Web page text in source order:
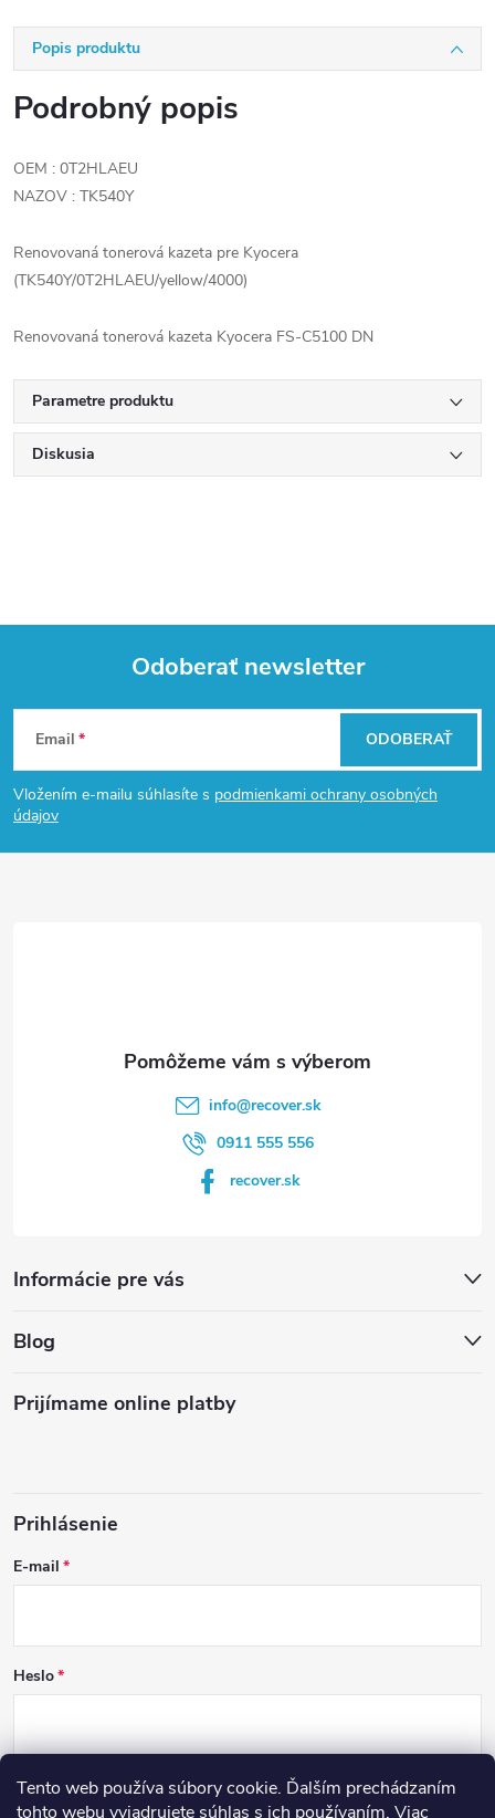
Tento web používa súbory cookie. Ďalším prechádzaním
tohto webu vyjadrujete súhlas s ich používaním. Viac
Popis produktu
Podrobný popis
OEM : 0T2HLAEU
NAZOV : TK540Y
Renovovaná tonerová kazeta pre Kyocera
(TK540Y/0T2HLAEU/yellow/4000)
Renovovaná tonerová kazeta Kyocera FS-C5100 DN
Parametre produktu
Diskusia
Z
á
p
Odoberať newsletter
Email
Vložením e-mailu súhlasíte s podmienkami ochrany osobných
údajov
ODOBERAŤ
info@recover.sk
0911 555 556
recover.sk
Informácie pre vás
Blog
Prijímame online platby
Prihlásenie
E-mail
Heslo
PRIHLÁSIŤ SA